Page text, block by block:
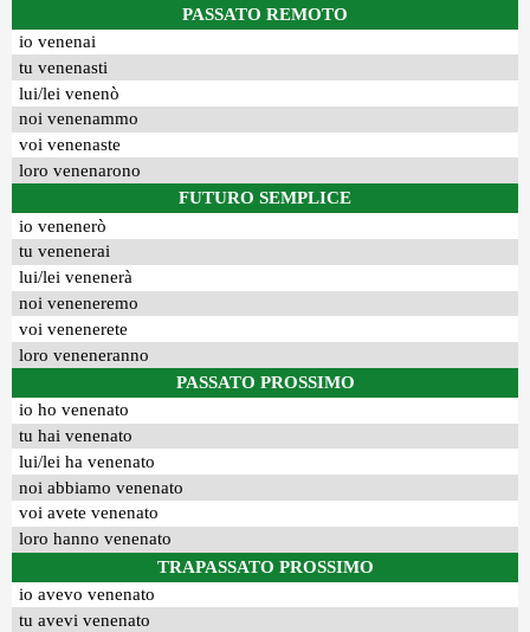
PASSATO REMOTO
io venenai
tu venenasti
lui/lei venenò
noi venenammo
voi venenaste
loro venenarono
FUTURO SEMPLICE
io venenerò
tu venenerai
lui/lei venenerà
noi veneneremo
voi venenerete
loro veneneranno
PASSATO PROSSIMO
io ho venenato
tu hai venenato
lui/lei ha venenato
noi abbiamo venenato
voi avete venenato
loro hanno venenato
TRAPASSATO PROSSIMO
io avevo venenato
tu avevi venenato